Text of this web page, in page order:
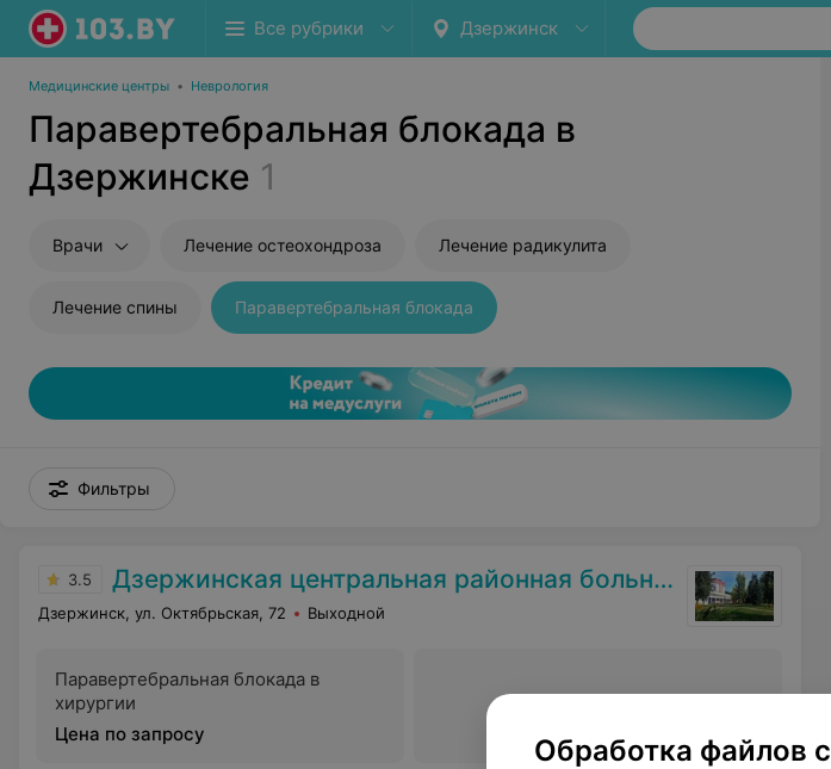
Все рубрики Дзержинск
Медицинские центры • Неврология
Паравертебральная блокада в
Дзержинске 1
Врачи Лечение остеохондроза Лечение радикулита
Лечение спины Паравертебральная блокада
Фильтры
3.5 Дзержинская центральная районная больница
Дзержинск, ул. Октябрьская, 72 Выходной
Паравертебральная блокада в
хирургии
Цена по запросу
Обработка файлов